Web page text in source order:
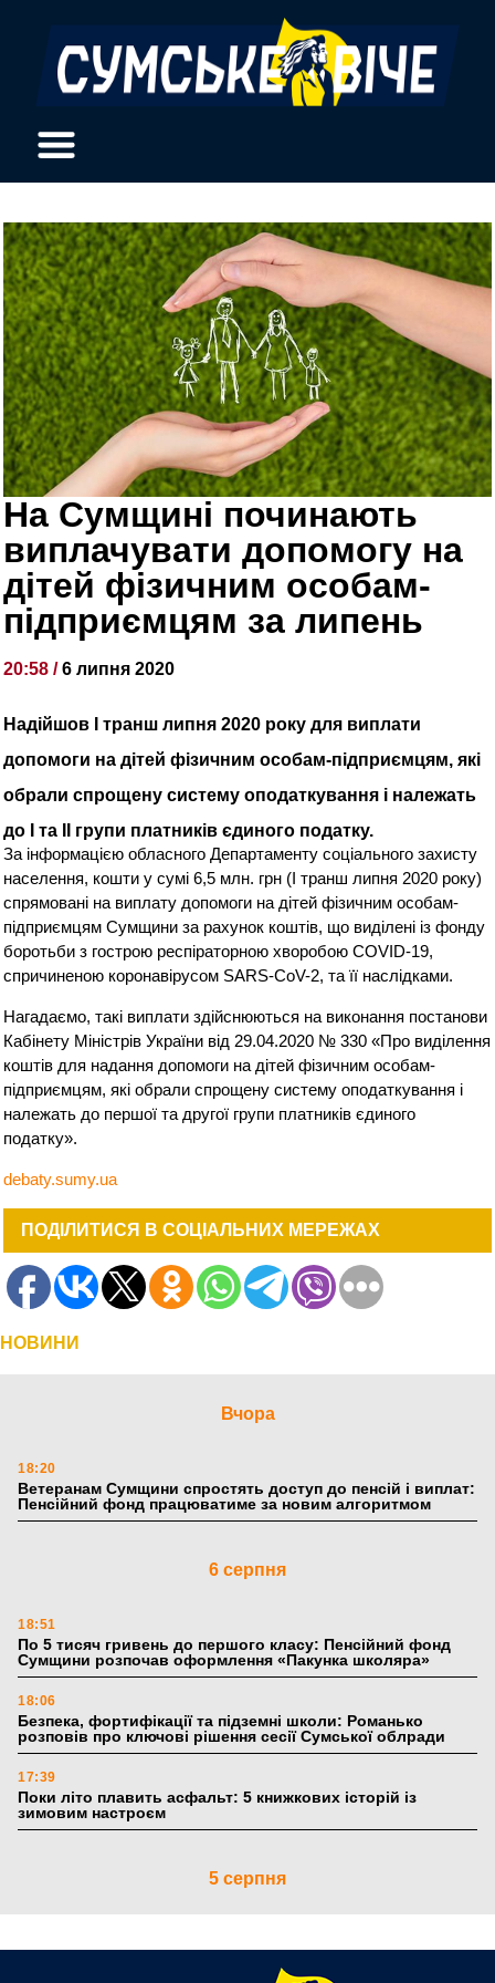
На Сумщині починають
виплачувати допомогу на
дітей фізичним особам-
підприємцям за липень
20:58 /6 липня 2020
Надійшов І транш липня 2020 року для виплати
допомоги на дітей фізичним особам-підприємцям, які
обрали спрощену систему оподаткування і належать
до І та ІІ групи платників єдиного податку.
За інформацією обласного Департаменту соціального захисту
населення, кошти у сумі 6,5 млн. грн (І транш липня 2020 року)
спрямовані на виплату допомоги на дітей фізичним особам-
підприємцям Сумщини за рахунок коштів, що виділені із фонду
боротьби з гострою респіраторною хворобою COVID-19,
спричиненою коронавірусом SARS-CoV-2, та її наслідками.
Нагадаємо, такі виплати здійснюються на виконання постанови
Кабінету Міністрів України від 29.04.2020 № 330 «Про виділення
коштів для надання допомоги на дітей фізичним особам-
підприємцям, які обрали спрощену систему оподаткування і
належать до першої та другої групи платників єдиного
податку».
debaty.sumy.ua
ПОДІЛИТИСЯ В СОЦІАЛЬНИХ МЕРЕЖАХ
НОВИНИ
Вчора
18:20
Ветеранам Сумщини спростять доступ до пенсій і виплат:
Пенсійний фонд працюватиме за новим алгоритмом
6 серпня
18:51
По 5 тисяч гривень до першого класу: Пенсійний фонд
Сумщини розпочав оформлення «Пакунка школяра»
18:06
Безпека, фортифікації та підземні школи: Романько
розповів про ключові рішення сесії Сумської облради
17:39
Поки літо плавить асфальт: 5 книжкових історій із
зимовим настроєм
5 серпня
Лікарня Святого Пантелеймона отримала апарат УЗД та
обладнання від партнерів із Німеччини